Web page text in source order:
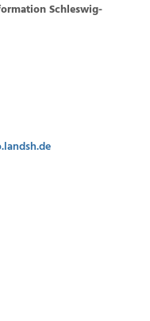
Schleswig-